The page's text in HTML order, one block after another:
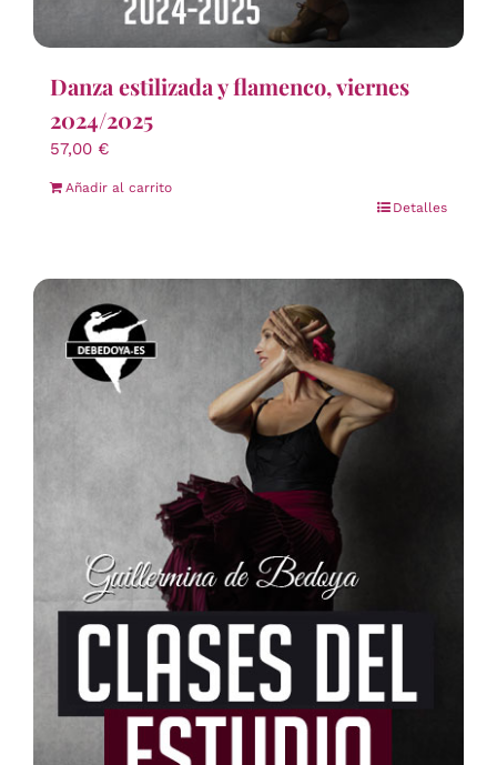
Danza estilizada y flamenco, viernes
2024/2025
57,00 €
Añadir al carrito
Detalles